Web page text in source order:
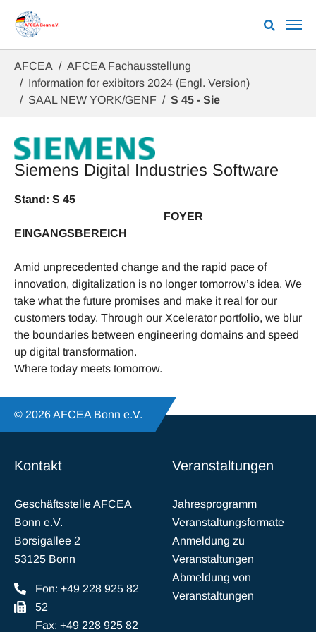
AFCEA
AFCEA Fachausstellung
Information for exibitors 2024 (Engl. Version)
SAAL NEW YORK/GENF
S 45 - Sie
Siemens Digital Industries Software
Stand: S 45
FOYER
EINGANGSBEREICH
Amid unprecedented change and the rapid pace of
innovation, digitalization is no longer tomorrow’s idea. We
take what the future promises and make it real for our
customers today. Through our Xcelerator portfolio, we blur
the boundaries between engineering domains and speed
up digital transformation.
Where today meets tomorrow.
© 2026 AFCEA Bonn e.V.
Kontakt
Geschäftsstelle AFCEA
Bonn e.V.
Borsigallee 2
53125 Bonn
Fon: +49 228 925 82
52
Fax: +49 228 925 82
Veranstaltungen
Jahresprogramm
Veranstaltungsformate
Anmeldung zu
Veranstaltungen
Abmeldung von
Veranstaltungen